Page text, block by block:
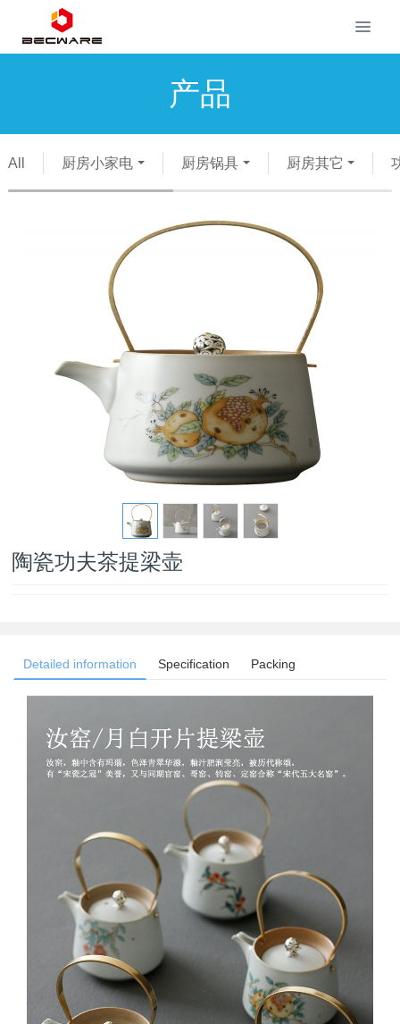
产品
All 厨房小家电 厨房锅具 厨房其它
陶瓷功夫茶提梁壶
Detailed information Specification Packing